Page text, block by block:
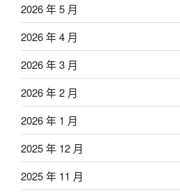
2026 年 5 月
2026 年 4 月
2026 年 3 月
2026 年 2 月
2026 年 1 月
2025 年 12 月
2025 年 11 月